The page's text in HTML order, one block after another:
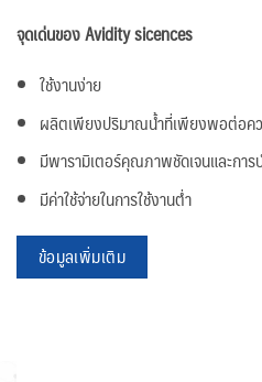
จุดเด่นของ Avidity sicences
ใช้งานง่าย
ผลิตเพียงปริมาณน้ำที่เพียงพอต่อคว
มีพารามิเตอร์คุณภาพชัดเจนและกา
มีค่าใช้จ่ายในการใช้งานต่ำ
ข้อมูลเพิ่มเติม